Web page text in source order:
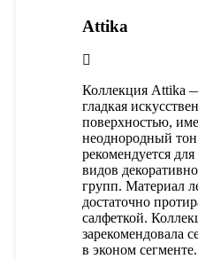
Attika
Коллекция Attika
гладкая
поверхностью,
неоднородный
рекомендуется
видов
групп. Материал
достаточно
салфеткой.
зарекомендовала
в эконом сегменте.